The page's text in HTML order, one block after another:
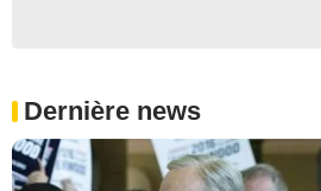
Dernière news